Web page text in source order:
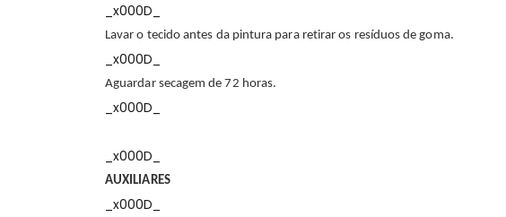
_x000D_
Lavar o tecido antes da pintura para retirar os resíduos de goma.
_x000D_
Aguardar secagem de 72 horas.
_x000D_
_x000D_
AUXILIARES
_x000D_